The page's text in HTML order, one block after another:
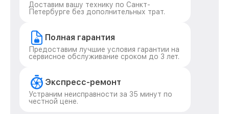
Доставим вашу технику по Санкт-
Петербурге без дополнительных трат.
Полная гарантия
Предоставим лучшие условия гарантии на
сервисное обслуживание сроком до 3 лет.
Экспресс-ремонт
Устраним неисправности за 35 минут по
честной цене.